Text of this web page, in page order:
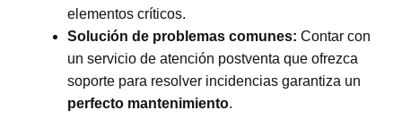
elementos críticos.
Solución de problemas comunes: Contar con
un servicio de atención postventa que ofrezca
soporte para resolver incidencias garantiza un
perfecto mantenimiento.